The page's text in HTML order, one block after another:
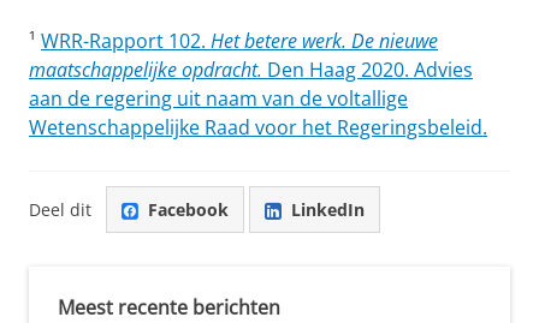
¹ WRR-Rapport 102. Het betere werk. De nieuwe
maatschappelijke opdracht. Den Haag 2020. Advies
aan de regering uit naam van de voltallige
Wetenschappelijke Raad voor het Regeringsbeleid.
Deel dit Facebook LinkedIn
Meest recente berichten